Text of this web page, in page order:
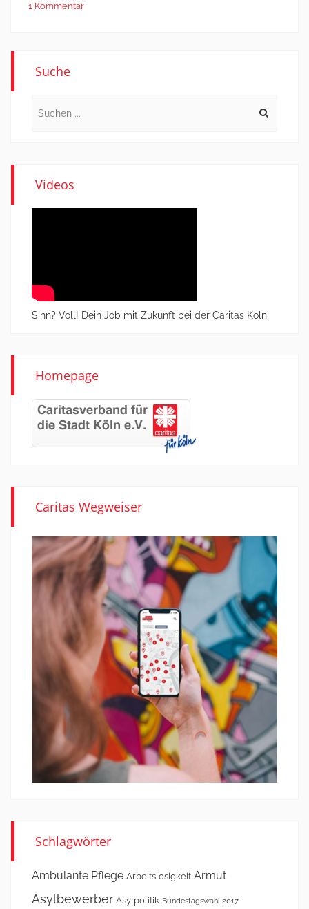
1 Kommentar
Suche
Videos
Sinn? Voll! Dein Job mit Zukunft bei der Caritas Köln
Homepage
Caritas Wegweiser
Schlagwörter
Ambulante Pflege Arbeitslosigkeit Armut
Asylbewerber Asylpolitik Bundestagswahl 2017